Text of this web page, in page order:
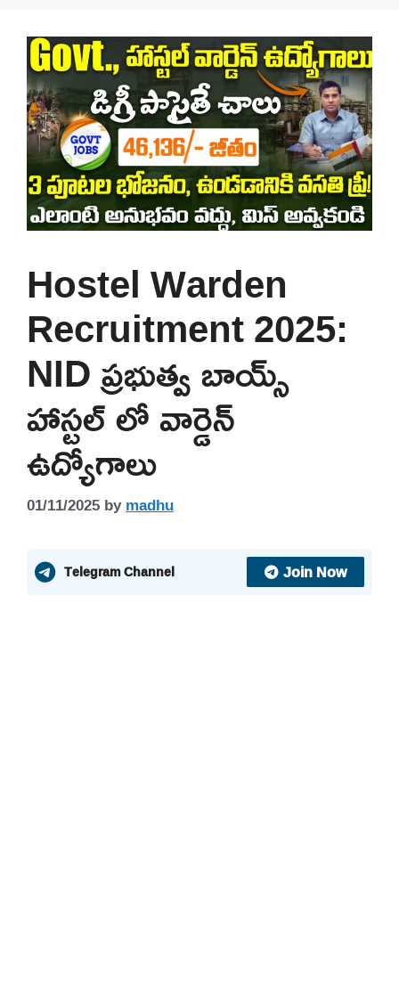
Hostel Warden
Recruitment 2025:
NID ప్రభుత్వ బాయ్స్
హాస్టల్ లో వార్డెన్
ఉద్యోగాలు
01/11/2025bymadhu
Telegram Channel Join Now